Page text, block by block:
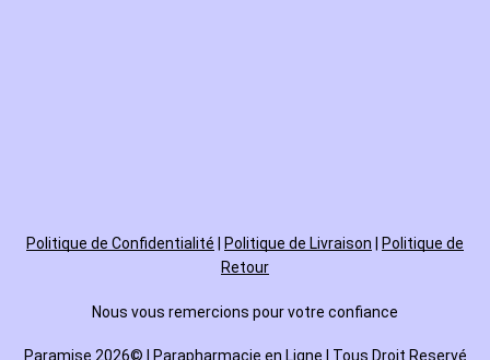
Politique de Confidentialité Politique de Livraison
Politique de
Retour
Nous vous remercions pour votre confiance
Paramise 2026© | Parapharmacie en Ligne | Tous Droit Reservé